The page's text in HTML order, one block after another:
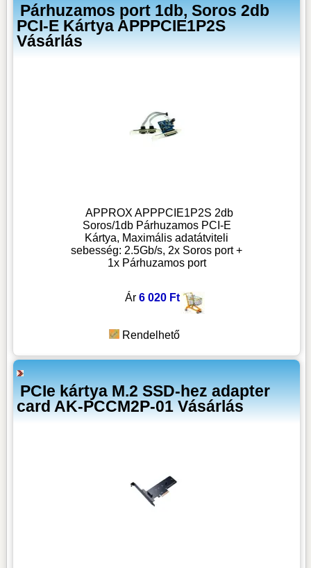
Párhuzamos port 1db, Soros 2db
PCI-E Kártya APPPCIE1P2S
Vásárlás
APPROX APPPCIE1P2S 2db
Soros/1db Párhuzamos PCI-E
Kártya, Maximális adatátviteli
sebesség: 2.5Gb/s, 2x Soros port +
1x Párhuzamos port
Ár 6 020 Ft
Rendelhető
PCIe kártya M.2 SSD-hez adapter
card AK-PCCM2P-01 Vásárlás